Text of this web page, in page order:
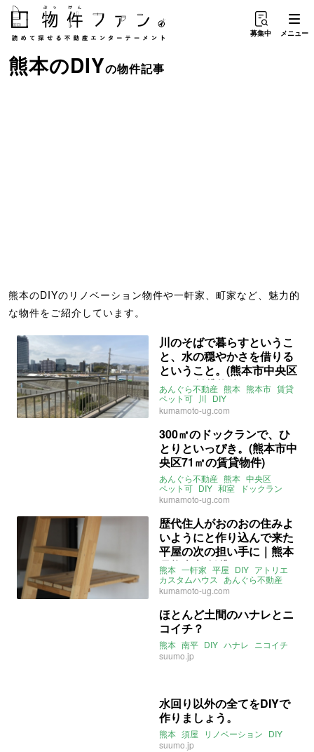
募集中 メニュー
熊本のDIYの物件記事
熊本のDIYのリノベーション物件や一軒家、町家など、魅力的
な物件をご紹介しています。
川のそばで暮らすというこ
と、水の穏やかさを借りる
ということ。(熊本市中央区
36㎡の賃貸物件)
あんぐら不動産 熊本 熊本市 賃貸
ペット可 川 DIY
ライター：くまのなな
kumamoto-ug.com
300㎡のドックランで、ひ
とりといっぴき。(熊本市中
央区71㎡の賃貸物件)
あんぐら不動産 熊本 中央区
ペット可 DIY 和室
ドックラン
ストーリー ライター：くまのなな
kumamoto-ug.com
歴代住人がおのおの住みよ
いようにと作り込んで来た
平屋の次の担い手に｜熊本
県熊本市 賃貸 63㎡＋α
熊本 一軒家 平屋 DIY アトリエ
カスタムハウス
あんぐら不動産
kumamoto-ug.com
ほとんど土間のハナレとニ
コイチ？
熊本 南平 DIY ハナレ
ニコイチ
suumo.jp
水回り以外の全てをDIYで
作りましょう。
熊本 須屋 リノベーション DIY
suumo.jp